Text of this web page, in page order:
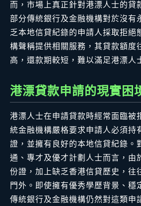
而，市場上真正針對港漂人士的貸
部分傳統銀行及金融機構對於沒有
乏本地信貸紀錄的申請人採取拒絕
構聲稱提供相關服務，其貸款額度
高，還款期較短，難以滿足港漂人
港漂貸款申請的現實困
港漂人士在申請貸款時經常面臨被
統金融機構嚴格要求申請人必須持
證，並擁有良好的本地信貸紀錄。
通、專才及優才計劃人士而言，由
份證，加上缺乏香港信貸歷史，往
門外。即使擁有優秀學歷背景、穩
傳統銀行及金融機構仍然對這類申